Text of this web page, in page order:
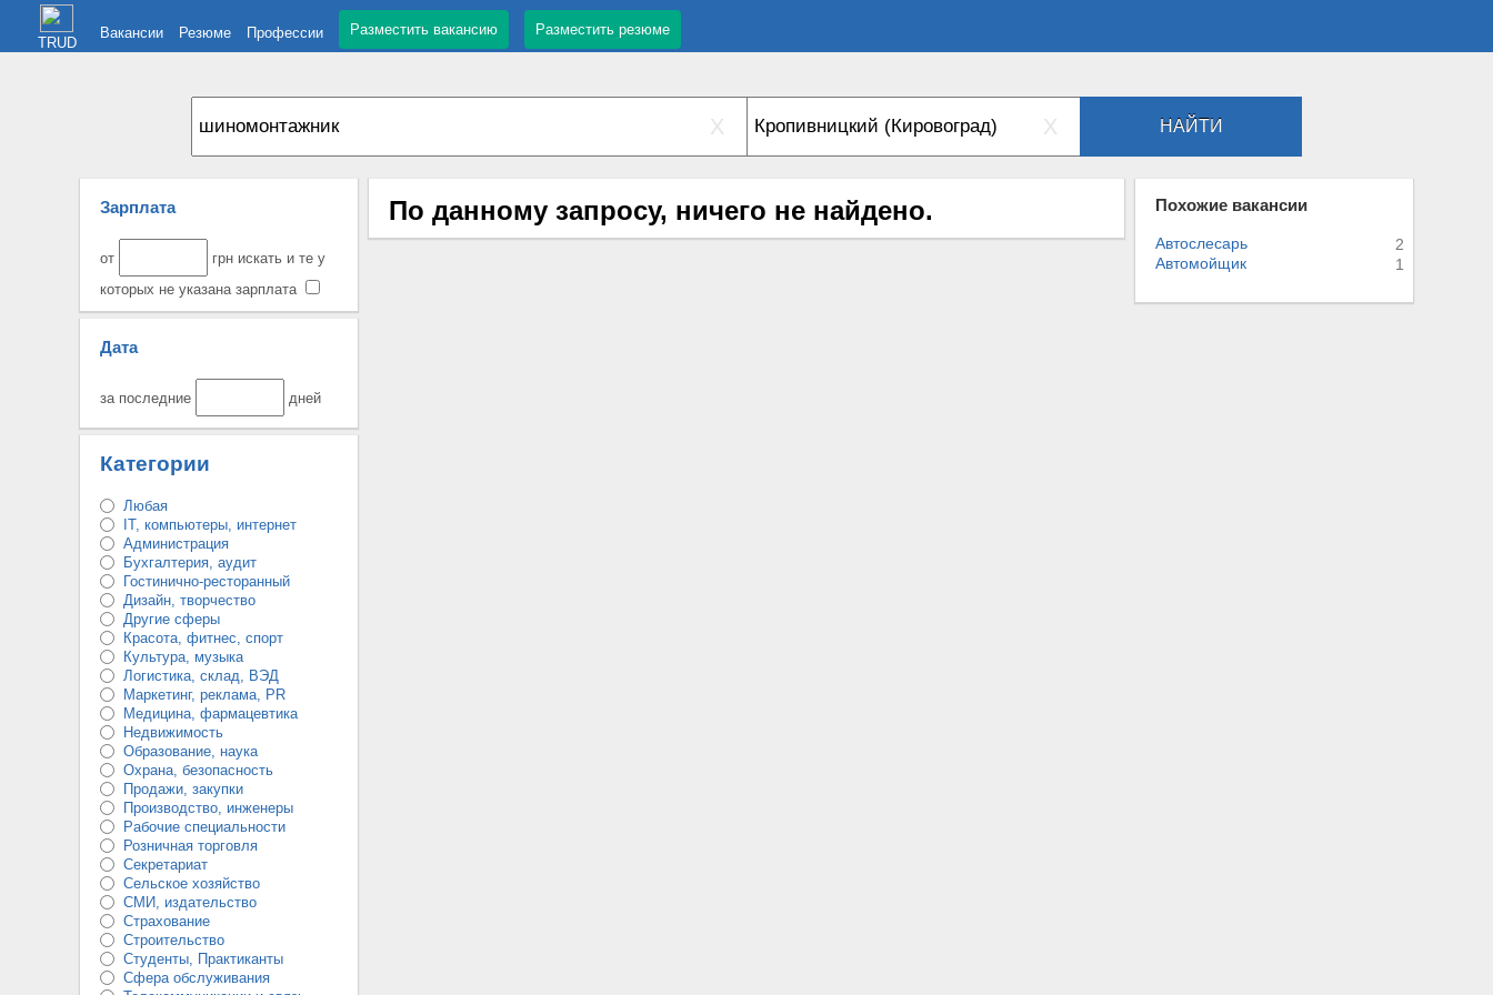
TRUD
Вакансии Резюме Профессии Разместить вакансию Разместить резюме
X X НАЙТИ
Зарплата
от
грн искать и те у
которых не указана зарплата
Дата
за последние дней
Категории
Любая
IT, компьютеры, интернет
Администрация
Бухгалтерия, аудит
Гостинично-ресторанный
Дизайн, творчество
Другие сферы
Красота, фитнес, спорт
Культура, музыка
Логистика, склад, ВЭД
Маркетинг, реклама, PR
Медицина, фармацевтика
Недвижимость
Образование, наука
Охрана, безопасность
Продажи, закупки
Производство, инженеры
Рабочие специальности
Розничная торговля
Секретариат
Сельское хозяйство
СМИ, издательство
Страхование
Строительство
Студенты, Практиканты
Сфера обслуживания
По данному запросу, ничего не найдено. Похожие вакансии
Автослесарь
2
Автомойщик
1